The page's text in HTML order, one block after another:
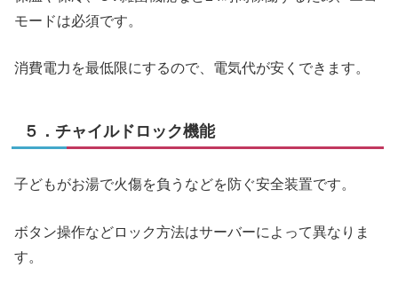
モードは必須です。
消費電力を最低限にするので、電気代が安くできます。
５．チャイルドロック機能
子どもがお湯で火傷を負うなどを防ぐ安全装置です。
ボタン操作などロック方法はサーバーによって異なりま
す。